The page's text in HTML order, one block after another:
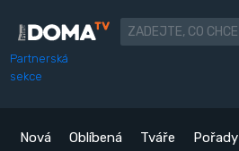
Partnerská
sekce
Nová Oblíbená Tváře Pořady